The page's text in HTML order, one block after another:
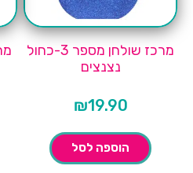
מרכז שולחן מספר 3-כחול
נצנצים
₪19.90
הוספה לסל